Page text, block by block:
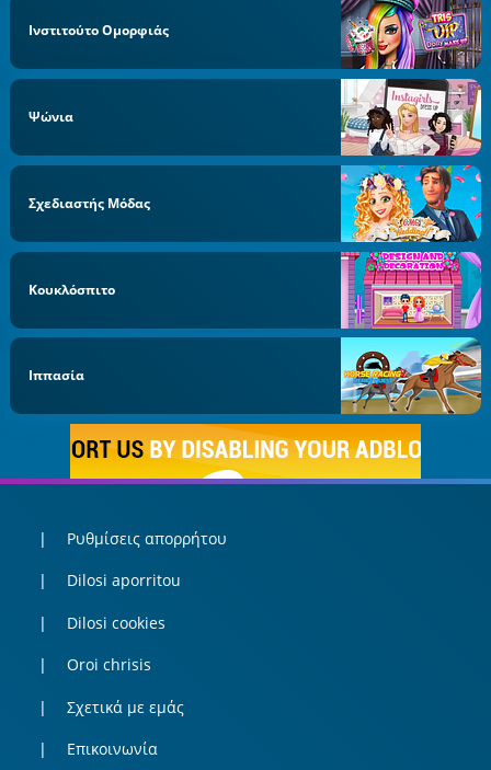
Ινστιτούτο Ομορφιάς
Ψώνια
Σχεδιαστής Μόδας
Κουκλόσπιτο
Ιππασία
Ρυθμίσεις απορρήτου
Dilosi aporritou
Dilosi cookies
Oroi chrisis
Σχετικά με εμάς
Επικοινωνία